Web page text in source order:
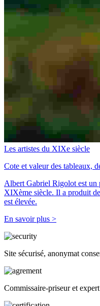
Les artistes du XIXe siècle
Cote et valeur des tableaux,
Albert Gabriel Rigolot est un
XIXème siècle. Il a produit
est élevée.
En savoir plus >
Site sécurisé, anonymat
Commissaire-priseur et